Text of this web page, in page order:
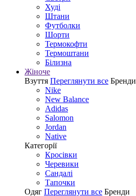
Худі
Штани
Футболки
Шорти
Термокофти
Термоштани
Білизна
Жіноче
Взуття Переглянути все Бренди
Nike
New Balance
Adidas
Salomon
Jordan
Native
Категорії
Кросівки
Черевики
Сандалі
Tапочки
Одяг Переглянути все Бренди